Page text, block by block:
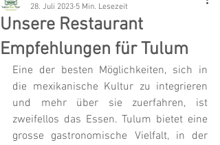
Unsere Restaurant
Empfehlungen für Tulum
28. Juli 2023 5 Min. Lesezeit
Eine der besten Möglichkeiten, sich in
die mexikanische Kultur zu integrieren
und mehr über sie zuerfahren, ist
zweifellos das Essen. Tulum bietet eine
grosse gastronomische Vielfalt, in der